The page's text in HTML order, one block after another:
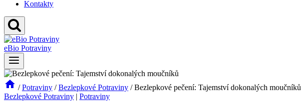
Kontakty
eBio Potraviny
/ Potraviny / Bezlepkové Potraviny / Bezlepkové pečení: Tajemství dokonalých moučníků
Bezlepkové Potraviny | Potraviny